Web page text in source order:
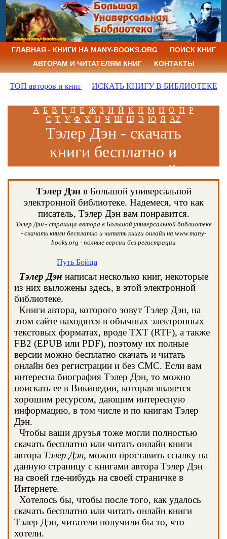
ГЛАВНАЯ - КНИГИ НА MANY-BOOKS.ORG
ПОИСК КНИГ
АВТОРАМ И ЧИТАТЕЛЯМ КНИГ
КОНТАКТЫ
ТОП авторов и книг ИСКАТЬ КНИГУ В БИБЛИОТЕКЕ
А Б В Г Д Е Ж З И Й К Л М Н О П Р
С Т У Ф Х Ц Ч Ш Щ Э Ю Я AZ
Тэлер Дэн - скачать
книги бесплатно и
читать книги онлайн
Тэлер Дэнв Большой универсальной
электронной библиотеке. Надемеся, что как
писатель, Тэлер Дэн вам понравится.
Тэлер Дэн - страница автора в Большой универсальной библиотеке
- скачать книги бесплатно и читать книги онлайн на www.many-
books.org - полные версии без регистрации
Путь Бойца
Тэлер Дэн написал несколько книг, некоторые
из них выложены здесь, в этой электронной
библиотеке.
Книги автора, которого зовут Тэлер Дэн, на
этом сайте находятся в обычных электронных
текстовых форматах, вроде TXT (RTF), а также
FB2 (EPUB или PDF), поэтому их полные
версии можно бесплатно скачать и читать
онлайн без регистрации и без СМС. Если вам
интересна биография Тэлер Дэн, то можно
поискать ее в Википедии, которая является
хорошим ресурсом, дающим интересную
информацию, в том числе и по книгам Тэлер
Дэн.
Чтобы ваши друзья тоже могли полностью
скачать бесплатно или читать онлайн книги
автора Тэлер Дэн, можно проставить ссылку на
данную страницу с книгами автора Тэлер Дэн
на своей где-нибудь на своей страничке в
Интернете.
Хотелось бы, чтобы после того, как удалось
скачать бесплатно или читать онлайн книги
Тэлер Дэн, читатели получили бы то, что
хотели.